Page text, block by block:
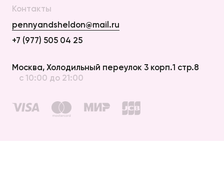
Контакты
pennyandsheldon@mail.ru
+7 (977) 505 04 25
Москва, Холодильный переулок 3 корп.1 стр.8
с 10:00 до 21:00
Оплата и Доставка
Возврат
Договор публичной оферты на груминг